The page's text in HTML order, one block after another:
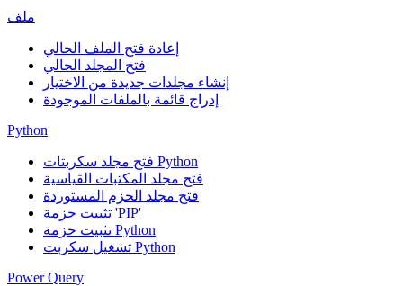
ملف
إعادة فتح الملف الحالي
فتح المجلد الحالي
إنشاء مجلدات جديدة من الاختيار
إدراج قائمة بالملفات الموجودة
Python
فتح مجلد سكربتات Python
فتح مجلد المكتبات القياسية
فتح مجلد الحزم المستوردة
تثبيت حزمة 'PIP'
تثبيت حزمة Python
تشغيل سكربت Python
Power Query